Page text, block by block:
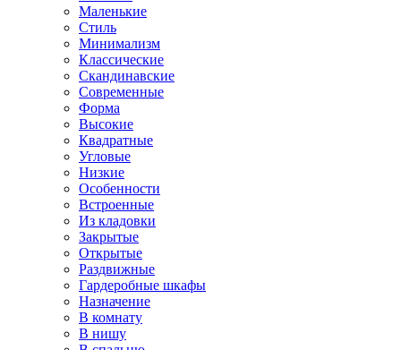
Маленькие
Стиль
Минимализм
Классические
Скандинавские
Современные
Форма
Высокие
Квадратные
Угловые
Низкие
Особенности
Встроенные
Из кладовки
Закрытые
Открытые
Раздвижные
Гардеробные шкафы
Назначение
В комнату
В нишу